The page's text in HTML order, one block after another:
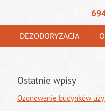
DEZODORYZACJA
Ostatnie wpisy
Ozonowanie budynków